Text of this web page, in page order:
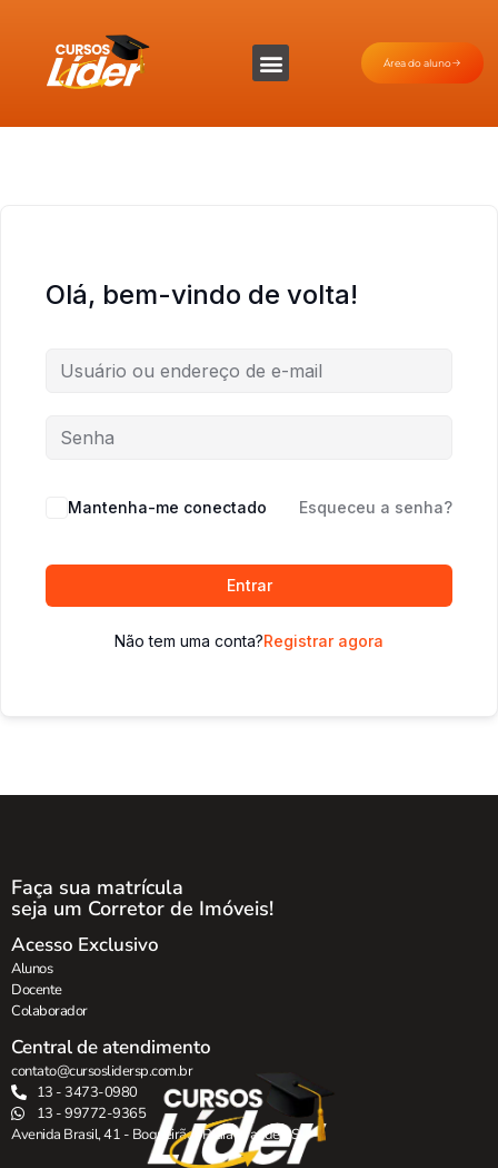
Área do aluno
Olá, bem-vindo de volta!
Mantenha-me conectado Esqueceu a senha?
Entrar
Não tem uma conta?Registrar agora
Faça sua matrícula
seja um Corretor de Imóveis!
Acesso Exclusivo
Alunos
Docente
Colaborador
Central de atendimento
contato@cursoslidersp.com.br
13 - 3473-0980
13 - 99772-9365
Avenida Brasil, 41 - Boqueirão , Praia Grande - SP.